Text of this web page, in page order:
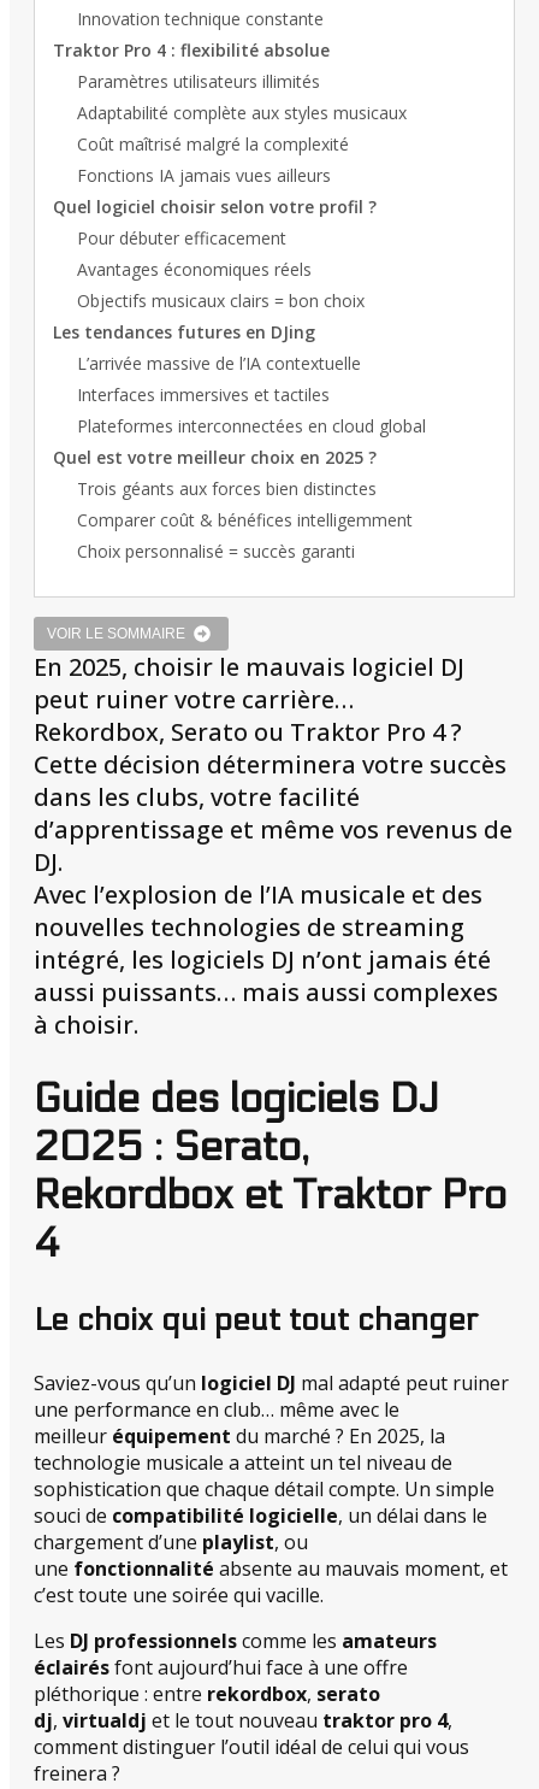
Innovation technique constante
Traktor Pro 4 : flexibilité absolue
Paramètres utilisateurs illimités
Adaptabilité complète aux styles musicaux
Coût maîtrisé malgré la complexité
Fonctions IA jamais vues ailleurs
Quel logiciel choisir selon votre profil ?
Pour débuter efficacement
Avantages économiques réels
Objectifs musicaux clairs = bon choix
Les tendances futures en DJing
L’arrivée massive de l’IA contextuelle
Interfaces immersives et tactiles
Plateformes interconnectées en cloud global
Quel est votre meilleur choix en 2025 ?
Trois géants aux forces bien distinctes
Comparer coût & bénéfices intelligemment
Choix personnalisé = succès garanti
VOIR LE SOMMAIRE
En 2025, choisir le mauvais logiciel DJ
peut ruiner votre carrière…
Rekordbox, Serato ou Traktor Pro 4 ?
Cette décision déterminera votre succès
dans les clubs, votre facilité
d’apprentissage et même vos revenus de
DJ.
Avec l’explosion de l’IA musicale et des
nouvelles technologies de streaming
intégré, les logiciels DJ n’ont jamais été
aussi puissants… mais aussi complexes
à choisir.
Guide des logiciels DJ
2025 : Serato,
Rekordbox et Traktor Pro
4
Le choix qui peut tout changer
Saviez-vous qu’un logiciel DJ mal adapté peut ruiner
une performance en club… même avec le
meilleur équipement du marché ? En 2025, la
technologie musicale a atteint un tel niveau de
sophistication que chaque détail compte. Un simple
souci de compatibilité logicielle, un délai dans le
chargement d’une playlist, ou
une fonctionnalité absente au mauvais moment, et
c’est toute une soirée qui vacille.
Les DJ professionnelscomme les amateurs
éclairésfont aujourd’hui face à une offre
pléthorique : entre rekordbox, serato
dj, virtualdj et le tout nouveau traktor pro 4,
comment distinguer l’outil idéal de celui qui vous
freinera ?